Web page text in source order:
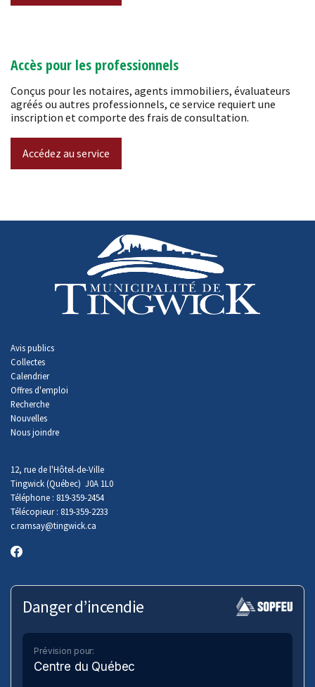
Accès pour les professionnels
Conçus pour les notaires, agents immobiliers, évaluateurs
agréés ou autres professionnels, ce service requiert une
inscription et comporte des frais de consultation.
Accédez au service
Avis publics
Collectes
Calendrier
Offres d'emploi
Recherche
Nouvelles
Nous joindre
12, rue de l'Hôtel-de-Ville
Tingwick (Québec) J0A 1L0
Téléphone : 819-359-2454
Télécopieur : 819-359-2233
c.ramsay@tingwick.ca
Danger d’incendie
Prévision pour:
Centre du Québec